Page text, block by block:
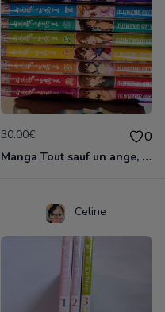
30.00€ 0
Manga Tout sauf un ange, collection complète
Celine